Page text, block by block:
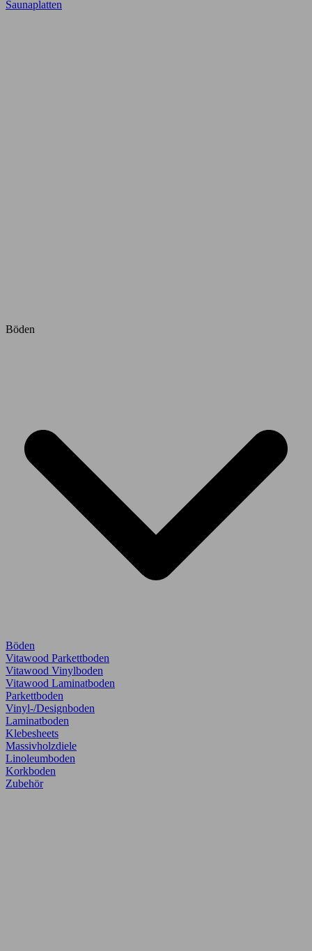
Saunaplatten
Böden
Böden
Vitawood Parkettboden
Vitawood Vinylboden
Vitawood Laminatboden
Parkettboden
Vinyl-/Designboden
Laminatboden
Klebesheets
Massivholzdiele
Linoleumboden
Korkboden
Zubehör